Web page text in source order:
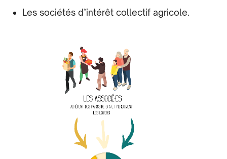
Les sociétés d’intérêt collectif agricole.